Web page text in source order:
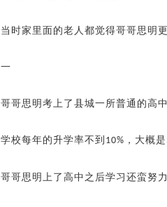
当时家里面的老人都觉得哥哥思明
一
哥哥思明考上了县城一所普通的高
学校每年的升学率不到 10% ，大概是
哥哥思明上了高中之后学习还蛮努